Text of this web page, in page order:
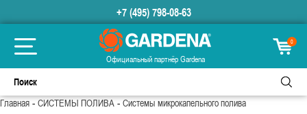
+7 (495) 798-08-63
Официальный партнёр Gardena
0
Главная-СИСТЕМЫ ПОЛИВА-Системы микрокапельного полива